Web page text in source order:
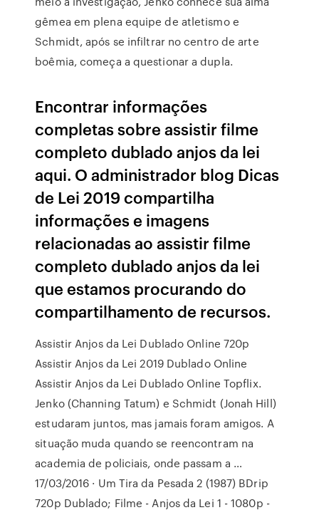
gêmea em plena equipe de atletismo e
Schmidt, após se infiltrar no centro de arte
boêmia, começa a questionar a dupla.
Encontrar informações
completas sobre assistir filme
completo dublado anjos da lei
aqui. O administrador blog Dicas
de Lei 2019 compartilha
informações e imagens
relacionadas ao assistir filme
completo dublado anjos da lei
que estamos procurando do
compartilhamento de recursos.
Assistir Anjos da Lei Dublado Online 720p
Assistir Anjos da Lei 2019 Dublado Online
Assistir Anjos da Lei Dublado Online Topflix.
Jenko (Channing Tatum) e Schmidt (Jonah Hill)
estudaram juntos, mas jamais foram amigos. A
situação muda quando se reencontram na
academia de policiais, onde passam a …
17/03/2016 · Um Tira da Pesada 2 (1987) BDrip
720p Dublado; Filme - Anjos da Lei 1 - 1080p -